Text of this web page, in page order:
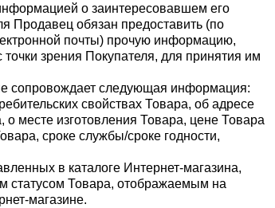
о заинтересовавшем его
Продавец обязан предоставить (по
почты) прочую информацию,
зрения Покупателя, для принятия им
сопровождает следующая информация:
свойствах Товара, об адресе
месте изготовления Товара, цене Товара
сроке службы/сроке годности,
в каталоге Интернет-магазина,
статусом Товара, отображаемым на
магазине.